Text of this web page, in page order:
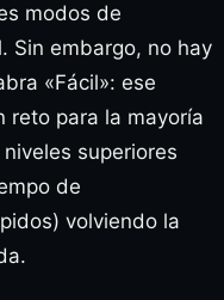
modos de
Sin embargo, no hay
«Fácil»: ese
reto para la mayoría
superiores
de
volviendo la